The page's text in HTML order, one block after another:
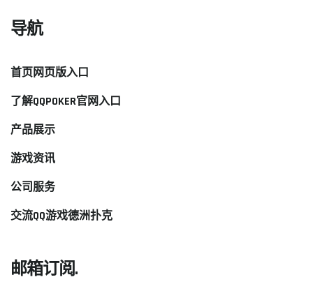
导航
首页网页版入口
了解QQPOKER官网入口
产品展示
游戏资讯
公司服务
交流QQ游戏德洲扑克
邮箱订阅.